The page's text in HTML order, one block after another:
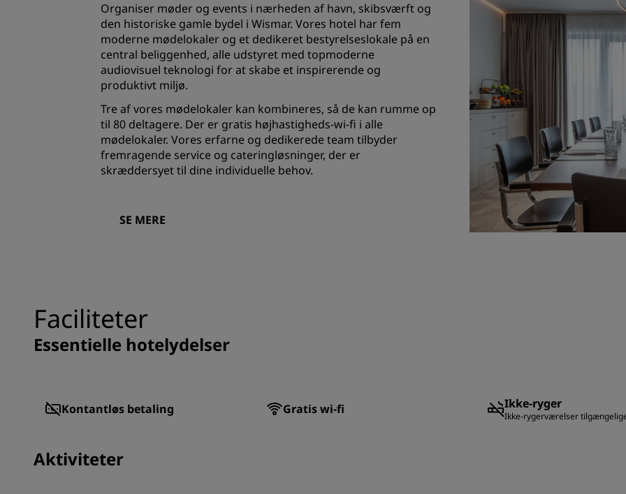
Organiser møder og events i nærheden af havn, skibsværft og
den historiske gamle bydel i Wismar. Vores hotel har fem
moderne mødelokaler og et dedikeret bestyrelseslokale på en
central beliggenhed, alle udstyret med topmoderne
audiovisuel teknologi for at skabe et inspirerende og
produktivt miljø.
Tre af vores mødelokaler kan kombineres, så de kan rumme op
til 80 deltagere. Der er gratis højhastigheds-wi-fi i alle
mødelokaler. Vores erfarne og dedikerede team tilbyder
fremragende service og cateringløsninger, der er
skræddersyet til dine individuelle behov.
SE MERE
Faciliteter
Essentielle hotelydelser
Kontantløs betaling Gratis wi-fi Ikke-ryger
Ikke-rygerværelser
Aktiviteter